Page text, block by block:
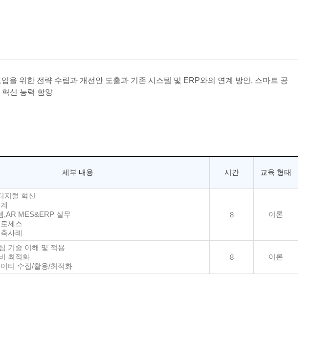
을 위한 전략 수립과 개선안 도출과 기존 시스템 및 ERP와의 연계 방안, 스마트 공
신 능력 함양
세부 내용 시간 교육 형태
지털 혁신
,AR MES&ERP 실무
세스
사례
8 이론
기술 이해 및 적용
최적화
터 수집/활용/최적화
8 이론